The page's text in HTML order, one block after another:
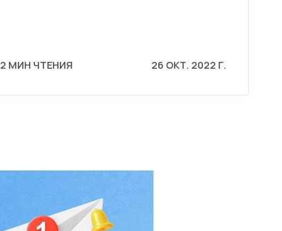
2 МИН ЧТЕНИЯ 26 ОКТ. 2022 Г.